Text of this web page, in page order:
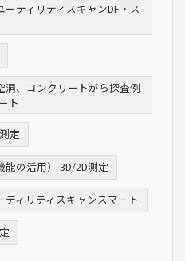
ティリティスキャンDF・ス
、コンクリートがら探査例
ト
定
の活用） 3D/2D測定
ィリティスキャンスマート